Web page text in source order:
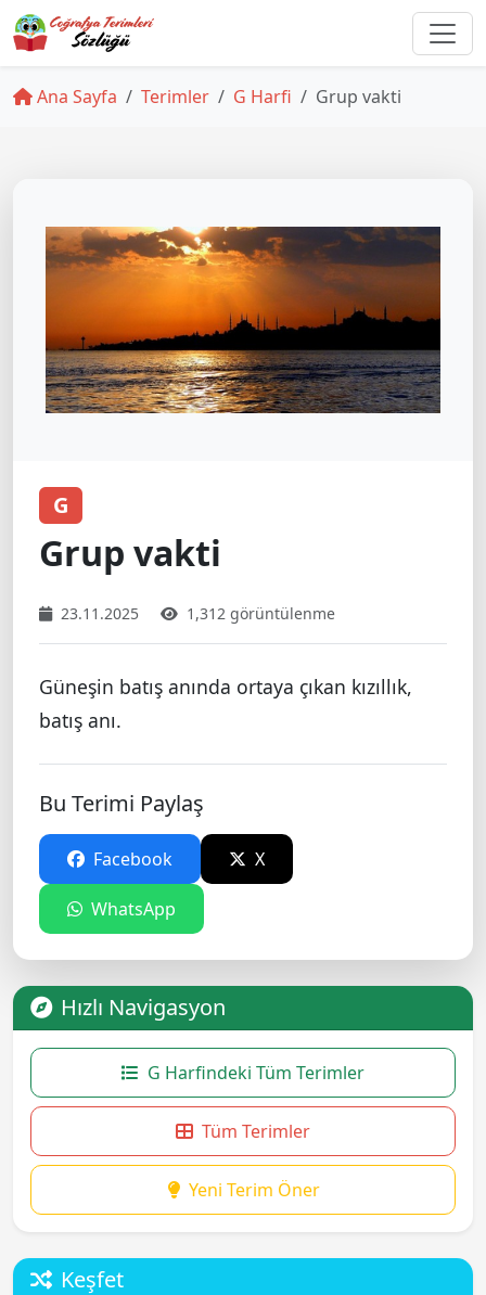
Ana Sayfa Terimler G Harfi Grup vakti
G
Grup vakti
23.11.2025 1,312 görüntülenme
Güneşin batış anında ortaya çıkan kızıllık,
batış anı.
Bu Terimi Paylaş
Facebook X
WhatsApp
Hızlı Navigasyon
G Harfindeki Tüm Terimler
Tüm Terimler
Yeni Terim Öner
Keşfet